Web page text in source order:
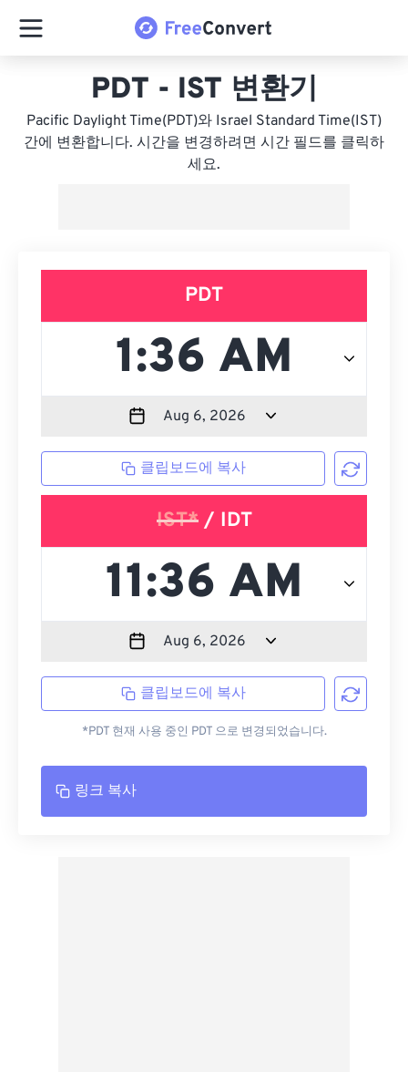
PDT - IST 변환기
Pacific Daylight Time(PDT)와 Israel Standard Time(IST)
간에 변환합니다. 시간을 변경하려면 시간 필드를 클릭하
세요.
PDT
클립보드에 복사
IST*/ IDT
클립보드에 복사
*PDT 현재 사용 중인 PDT 으로 변경되었습니다.
링크 복사